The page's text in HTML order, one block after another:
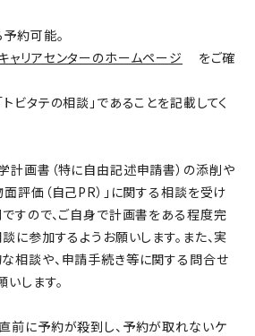
約可能。
ャリアセンターのホームページ
をご確
ビタテの相談」であることを記載してく
計画書（特に自由記述申請書）の添削や
評価（自己PR）」に関する相談を受け
ですので、ご自身で計画書をある程度完
に参加するようお願いします。また、実
相談や、申請手続き等に関する問合せ
します。
前に予約が殺到し、予約が取れないケ